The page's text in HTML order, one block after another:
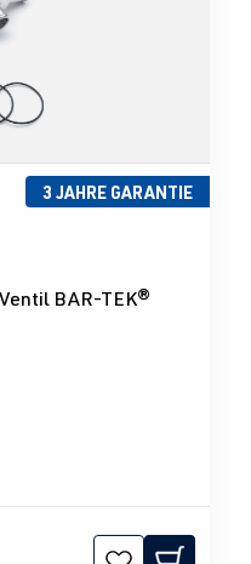
3 JAHRE GARANTIE
0 von 5 Sternen
BAR-TEK®